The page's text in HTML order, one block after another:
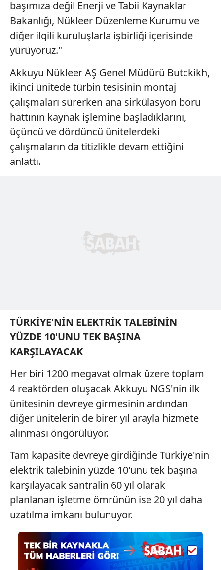
Sizlere daha iyi bir hizmet sunabilmek için İnternet
Sitemizde kendimize ve üçüncü kişilere ait çerezler
kullanılmaktadır. Bu çerezler vasıtasıyla çeşitli kişisel
verileriniz işlenmekte olup gerekli olan çerezler bilgi
toplumu hizmetlerinin sunulması amacıyla
kullanılmaktadır. Diğer çerezler, sitemizin daha işlevsel
kılınması ve kişiselleştirilmesi ve sizlere yönelik
reklam/pazarlama faaliyetlerinin yapılması, amaçlarıyla
sınırlı olarak açık rızanız dahilinde kullanılacaktır.
Çerezlere ilişkin tercihlerinizi aşağıda yer alan panel
vasıtasıyla belirleyebilirsiniz. Çerezlere ilişkin detaylı bilgi
için Ayarlar butonuna tıklayabilir,
Çerez Bilgilendirme
Metnimizi
başımıza değil Enerji ve Tabii Kaynaklar
Bakanlığı, Nükleer Düzenleme Kurumu ve
diğer ilgili kuruluşlarla işbirliği içerisinde
yürüyoruz."
Akkuyu Nükleer AŞ Genel Müdürü Butckikh,
ikinci ünitede türbin tesisinin montaj
çalışmaları sürerken ana sirkülasyon boru
hattının kaynak işlemine başladıklarını,
üçüncü ve dördüncü ünitelerdeki
çalışmaların da titizlikle devam ettiğini
anlattı.
TÜRKİYE'NİN ELEKTRİK TALEBİNİN
YÜZDE 10'UNU TEK BAŞINA
KARŞILAYACAK
Her biri 1200 megavat olmak üzere toplam
4 reaktörden oluşacak Akkuyu NGS'nin ilk
ünitesinin devreye girmesinin ardından
diğer ünitelerin de birer yıl arayla hizmete
alınması öngörülüyor.
Tam kapasite devreye girdiğinde Türkiye'nin
elektrik talebinin yüzde 10'unu tek başına
karşılayacak santralin 60 yıl olarak
planlanan işletme ömrünün ise 20 yıl daha
uzatılma imkanı bulunuyor.